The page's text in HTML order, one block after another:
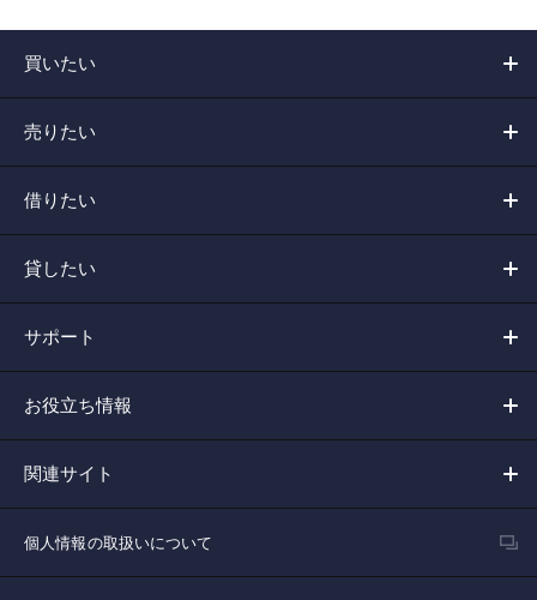
買いたい
売りたい
借りたい
貸したい
サポート
お役立ち情報
関連サイト
個人情報の取扱いについて